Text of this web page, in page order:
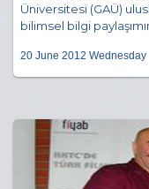
Üniversitesi (GAÜ)
bilimsel bilgi
20 June 2012 Wednesday